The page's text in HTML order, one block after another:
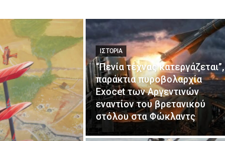
ΙΣΤΟΡΙΑ
“Πενία τέχνας κατεργάζεται”,
παράκτια πυροβολαρχία
Exocet των Αργεντινών
εναντίον του βρετανικού
στόλου στα Φώκλαντς